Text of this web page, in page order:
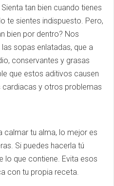
tan bien cuando tienes
te sientes indispuesto. Pero,
bien por dentro? Nos
sopas enlatadas, que a
conservantes y grasas
que estos aditivos causen
cardiacas y otros problemas
calmar tu alma, lo mejor es
Si puedes hacerla tú
lo que contiene. Evita esos
con tu propia receta.